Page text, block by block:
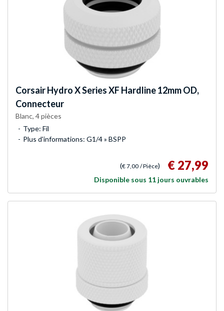
CorsairHydro X Series XF Hardline 12mm OD,
Connecteur
Blanc, 4 pièces
Type: Fil
Plus d'informations: G1/4 » BSPP
(€ 7,00 / Pièce) € 27,99
Disponible sous 11 jours ouvrables